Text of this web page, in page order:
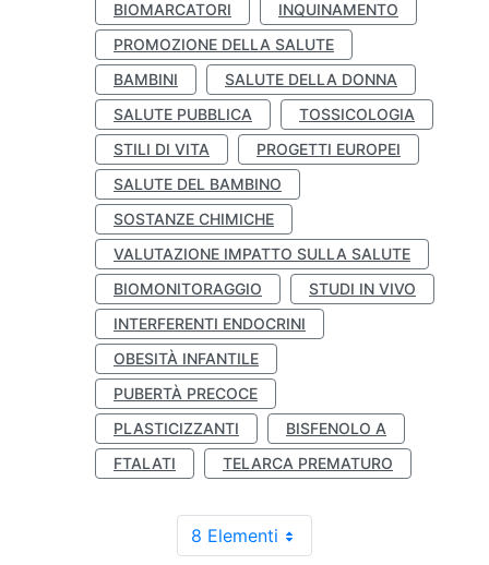
BIOMARCATORI
INQUINAMENTO
PROMOZIONE DELLA SALUTE
BAMBINI
SALUTE DELLA DONNA
SALUTE PUBBLICA
TOSSICOLOGIA
STILI DI VITA
PROGETTI EUROPEI
SALUTE DEL BAMBINO
SOSTANZE CHIMICHE
VALUTAZIONE IMPATTO SULLA SALUTE
BIOMONITORAGGIO
STUDI IN VIVO
INTERFERENTI ENDOCRINI
OBESITÀ INFANTILE
PUBERTÀ PRECOCE
PLASTICIZZANTI
BISFENOLO A
FTALATI
TELARCA PREMATURO
8 Elementi